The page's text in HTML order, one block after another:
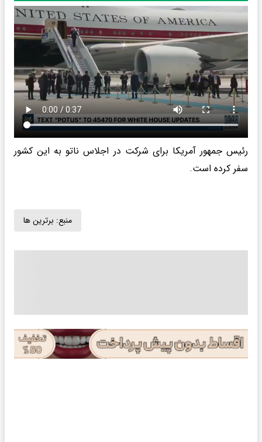
رئیس جمهور آمریکا برای شرکت در اجلاس ناتو به این کشور
سفر کرده است.
منبع: برترین ها